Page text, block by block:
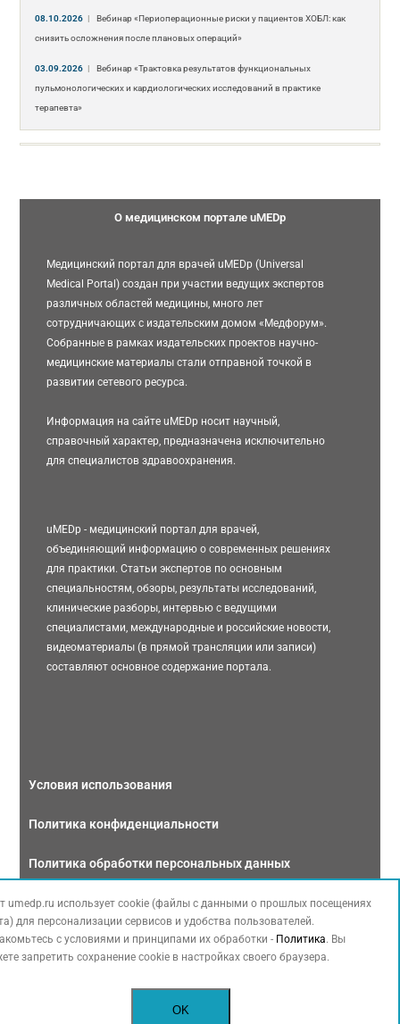
08.10.2026 |
Вебинар «Периоперационные риски у пациентов ХОБЛ: как
снизить осложнения после плановых операций»
03.09.2026 |
Вебинар «Трактовка результатов функциональных
пульмонологических и кардиологических исследований в практике
терапевта»
О медицинском портале uMEDp
Медицинский портал для врачей uMEDp (Universal
Medical Portal) создан при участии ведущих экспертов
различных областей медицины, много лет
сотрудничающих с издательским домом «Медфорум».
Собранные в рамках издательских проектов научно-
медицинские материалы стали отправной точкой в
развитии сетевого ресурса.
Информация на сайте uMEDp носит научный,
справочный характер, предназначена исключительно
для специалистов здравоохранения.
uMEDp - медицинский портал для врачей,
объединяющий информацию о современных решениях
для практики. Статьи экспертов по основным
специальностям, обзоры, результаты исследований,
клинические разборы, интервью с ведущими
специалистами, международные и российские новости,
видеоматериалы (в прямой трансляции или записи)
составляют основное содержание портала.
Условия использования
Политика конфиденциальности
Политика обработки персональных данных
Связаться с нами
umedp.ru использует cookie (файлы с данными о прошлых посещениях
для персонализации сервисов и удобства пользователей.
с условиями и принципами их обработки - Политика. Вы
запретить сохранение cookie в настройках своего браузера.
OK